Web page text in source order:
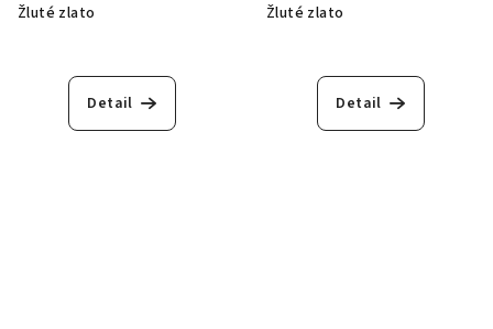
Žluté zlato
Detail
Žluté zlato
Detail